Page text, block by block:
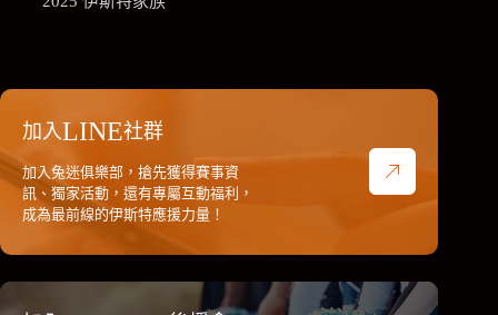
加入LINE社群
加入兔迷俱樂部，搶先獲得賽事資
訊、獨家活動，還有專屬互動福利，
成為最前線的伊斯特應援力量！